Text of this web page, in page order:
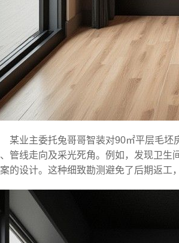
某业主委托兔哥哥智装对90㎡平层毛
管线走向及采光死角。例如，发现卫生
的设计。这种细致勘测避免了后期返工